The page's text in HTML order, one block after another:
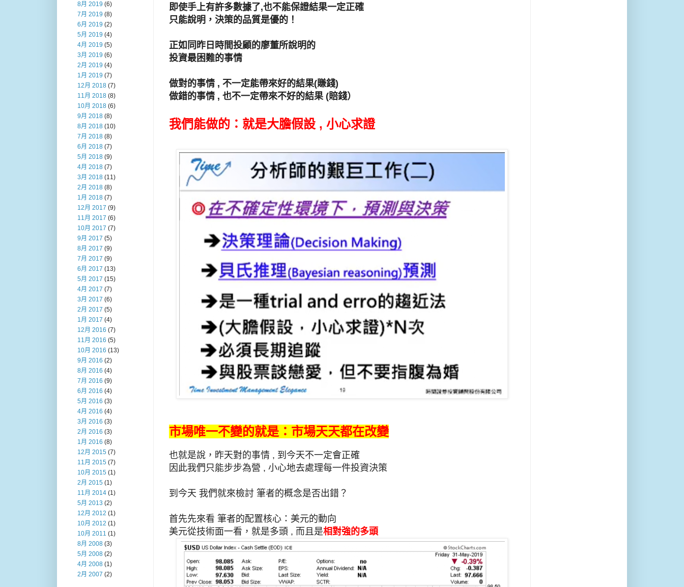
即使手上有許多數據了,也不能保證結果一定正確
只能說明，決策的品質是優的！
正如同昨日時間投顧的廖董所說明的
投資最困難的事情
做對的事情 , 不一定能帶來好的結果(賺錢)
做錯的事情 , 也不一定帶來不好的結果 (賠錢）
我們能做的：就是大膽假設 , 小心求證
市場唯一不變的就是：市場天天都在改變
也就是說，昨天對的事情 , 到今天不一定會正確
因此我們只能步步為營 , 小心地去處理每一件投資決策
到今天 我們就來檢討 筆者的概念是否出錯？
首先先來看 筆者的配置核心：美元的動向
美元從技術面一看，就是多頭 , 而且是相對強的多頭
8月 2019 (6)
7月 2019 (8)
6月 2019 (2)
5月 2019 (4)
4月 2019 (5)
3月 2019 (6)
2月 2019 (4)
1月 2019 (7)
12月 2018 (7)
11月 2018 (8)
10月 2018 (6)
9月 2018 (8)
8月 2018 (10)
7月 2018 (8)
6月 2018 (7)
5月 2018 (9)
4月 2018 (7)
3月 2018 (11)
2月 2018 (8)
1月 2018 (7)
12月 2017 (9)
11月 2017 (6)
10月 2017 (7)
9月 2017 (5)
8月 2017 (9)
7月 2017 (9)
6月 2017 (13)
5月 2017 (15)
4月 2017 (7)
3月 2017 (6)
2月 2017 (5)
1月 2017 (4)
12月 2016 (7)
11月 2016 (5)
10月 2016 (13)
9月 2016 (2)
8月 2016 (4)
7月 2016 (9)
6月 2016 (4)
5月 2016 (3)
4月 2016 (4)
3月 2016 (3)
2月 2016 (3)
1月 2016 (8)
12月 2015 (7)
11月 2015 (7)
10月 2015 (1)
2月 2015 (1)
11月 2014 (1)
5月 2013 (2)
12月 2012 (1)
10月 2012 (1)
10月 2011 (1)
8月 2008 (3)
5月 2008 (2)
4月 2008 (1)
2月 2007 (2)